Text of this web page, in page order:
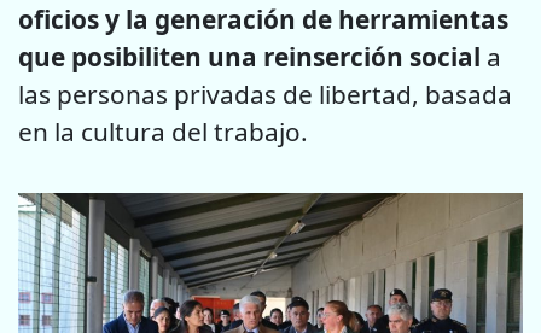
oficios y la generación de herramientas
que posibiliten una reinserción social a
las personas privadas de libertad, basada
en la cultura del trabajo.